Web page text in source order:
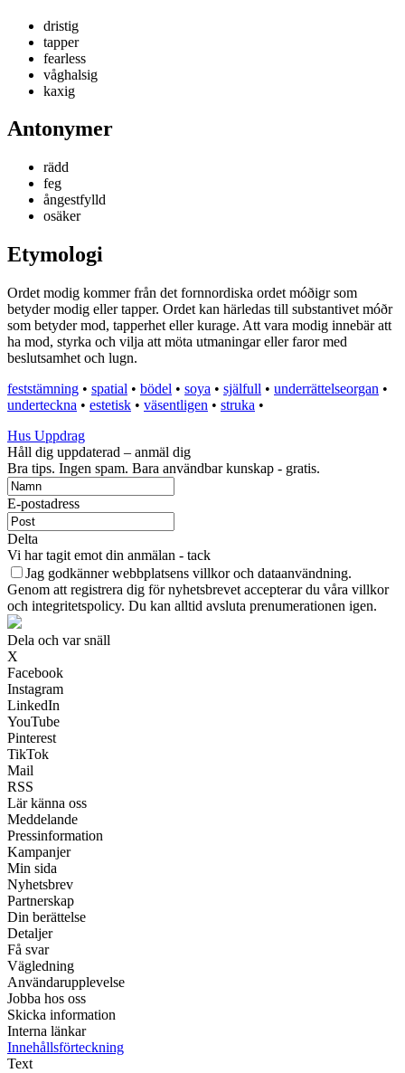
dristig
tapper
fearless
våghalsig
kaxig
Antonymer
rädd
feg
ångestfylld
osäker
Etymologi
Ordet modig kommer från det fornnordiska ordet móðigr som
betyder modig eller tapper. Ordet kan härledas till substantivet móðr
som betyder mod, tapperhet eller kurage. Att vara modig innebär att
ha mod, styrka och vilja att möta utmaningar eller faror med
beslutsamhet och lugn.
feststämning • spatial • bödel • soya • själfull • underrättelseorgan •
underteckna • estetisk • väsentligen • struka •
Hus Uppdrag
Håll dig uppdaterad – anmäl dig
Bra tips. Ingen spam. Bara användbar kunskap - gratis.
E-postadress
Delta
Vi har tagit emot din anmälan - tack
Jag godkänner webbplatsens villkor och dataanvändning.
Genom att registrera dig för nyhetsbrevet accepterar du våra villkor
och integritetspolicy. Du kan alltid avsluta prenumerationen igen.
Dela och var snäll
X
Facebook
Instagram
LinkedIn
YouTube
Pinterest
TikTok
Mail
RSS
Lär känna oss
Meddelande
Pressinformation
Kampanjer
Min sida
Nyhetsbrev
Partnerskap
Din berättelse
Detaljer
Få svar
Vägledning
Användarupplevelse
Jobba hos oss
Skicka information
Interna länkar
Innehållsförteckning
Text